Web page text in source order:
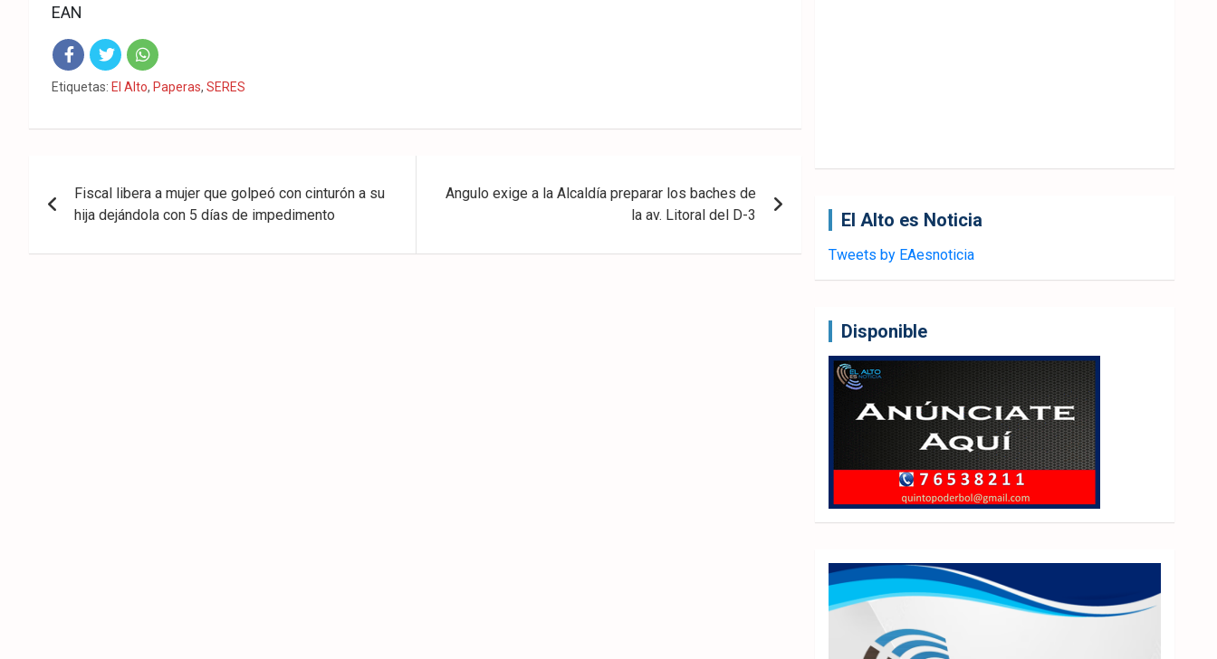
EAN
Fac Twit Wha
Etiquetas: El Alto, Paperas, SERES
de
Fiscal libera a mujer que golpeó con cinturón a su
hija dejándola con 5 días de impedimento
Angulo exige a la Alcaldía preparar los baches de
la av. Litoral del D-3
El Alto es Noticia
Tweets by EAesnoticia
Disponible